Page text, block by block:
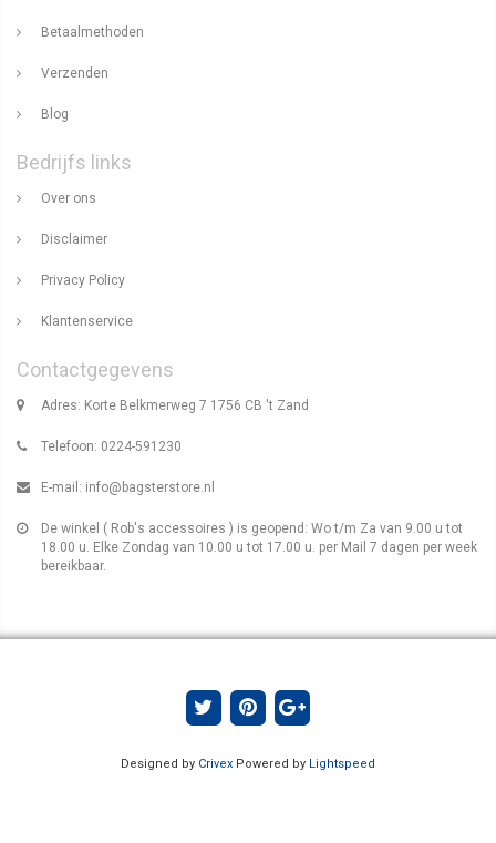
Betaalmethoden
Verzenden
Blog
Bedrijfs links
Over ons
Disclaimer
Privacy Policy
Klantenservice
Contactgegevens
Adres: Korte Belkmerweg 7 1756 CB 't Zand
Telefoon: 0224-591230
E-mail: info@bagsterstore.nl
De winkel ( Rob's accessoires ) is geopend: Wo t/m Za van 9.00 u tot
18.00 u. Elke Zondag van 10.00 u tot 17.00 u. per Mail 7 dagen per week
bereikbaar.
Designed by Crivex Powered by Lightspeed